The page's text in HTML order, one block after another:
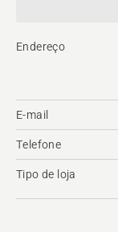
Endereço
E-mail
Telefone
Tipo de loja